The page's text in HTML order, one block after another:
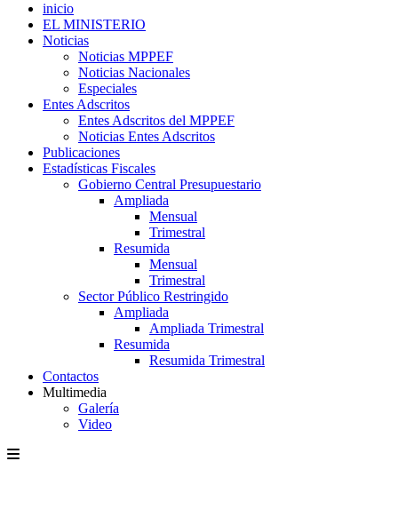
inicio
EL MINISTERIO
Noticias
Noticias MPPEF
Noticias Nacionales
Especiales
Entes Adscritos
Entes Adscritos del MPPEF
Noticias Entes Adscritos
Publicaciones
Estadísticas Fiscales
Gobierno Central Presupuestario
Ampliada
Mensual
Trimestral
Resumida
Mensual
Trimestral
Sector Público Restringido
Ampliada
Ampliada Trimestral
Resumida
Resumida Trimestral
Contactos
Multimedia
Galería
Video